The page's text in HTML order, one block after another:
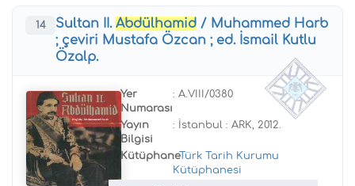
14 Sultan II. Abdülhamid / Muhammed Harb
; çeviri Mustafa Özcan ; ed. İsmail Kutlu
Özalp.
Yer
Numarası
: A.VIII/0380
Yayın
Bilgisi
: İstanbul : ARK, 2012.
Kütüphane
:Türk Tarih Kurumu
Kütüphanesi